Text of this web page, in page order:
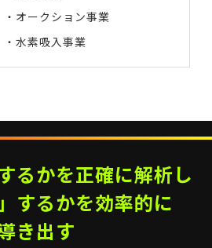
・オークション事業
・水素吸入事業
るかを正確に解析し
するかを効率的に
き出す